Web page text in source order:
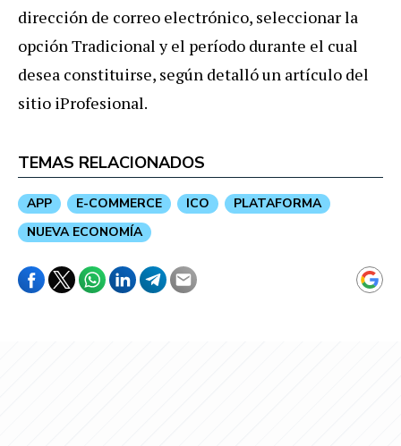
dirección de correo electrónico, seleccionar la
opción Tradicional y el período durante el cual
desea constituirse, según detalló un artículo del
sitio iProfesional.
TEMAS RELACIONADOS
APP E-COMMERCE ICO
PLATAFORMA
NUEVA ECONOMÍA